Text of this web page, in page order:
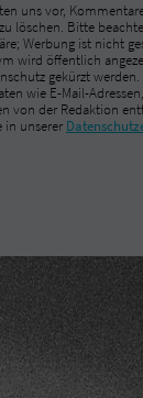
uns vor,
löschen. Bitte
Werbung ist nicht
wird öffentlich
gekürzt
wie E-Mail-
von der Redaktion
in unserer